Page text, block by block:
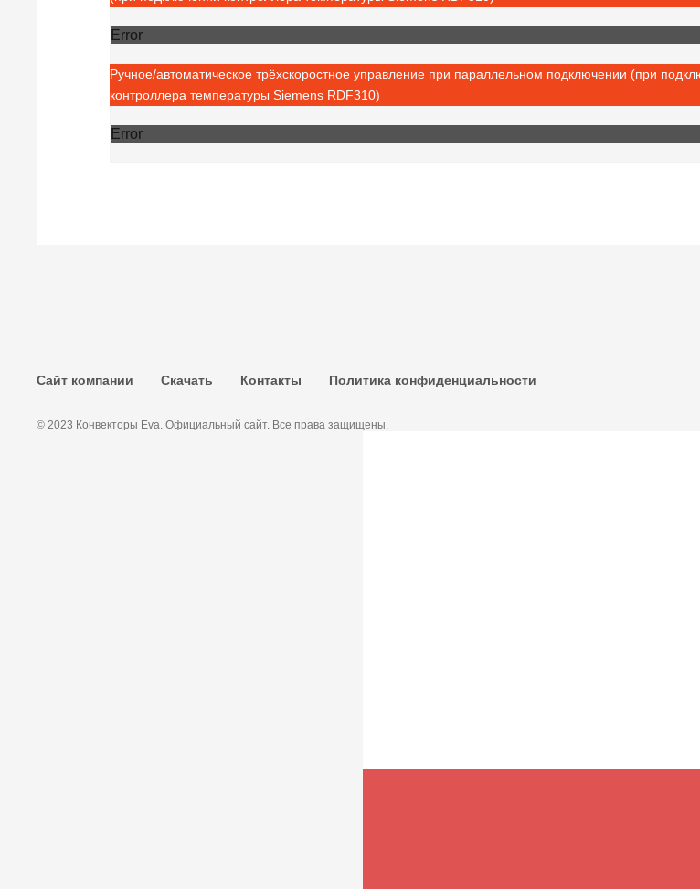
Error
Ручное/автоматическое трёхскоростное управление при параллельном подключении (при
контроллера температуры Siemens RDF310)
Error
Сайт компании Скачать Контакты Политика конфиденциальности
© 2023 Конвекторы Eva. Официальный сайт. Все права защищены.